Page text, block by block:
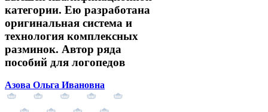
категории. Ею разработана
оригинальная система и
технология комплексных
разминок. Автор ряда
пособий для логопедов
Азова Ольга Ивановна